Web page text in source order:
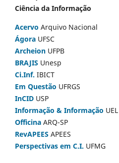
Ciência da Informação
Acervo Arquivo Nacional
Ágora UFSC
Archeion UFPB
BRAJIS Unesp
Ci.Inf. IBICT
Em Questão UFRGS
InCID USP
Informação & Informação UEL
Officina ARQ-SP
RevAPEES APEES
Perspectivas em C.I. UFMG